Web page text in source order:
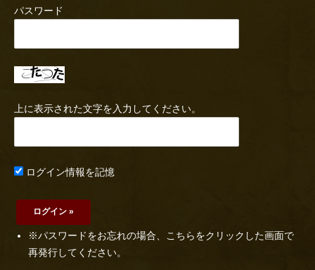
パスワード
上に表示された文字を入力してください。
ログイン情報を記憶
※パスワードをお忘れの場合、こちらをクリックした画面で
再発行してください。